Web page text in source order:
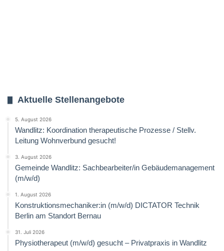
Aktuelle Stellenangebote
5. August 2026
Wandlitz: Koordination therapeutische Prozesse / Stellv.
Leitung Wohnverbund gesucht!
3. August 2026
Gemeinde Wandlitz: Sachbearbeiter/in Gebäudemanagement
(m/w/d)
1. August 2026
Konstruktionsmechaniker:in (m/w/d) DICTATOR Technik
Berlin am Standort Bernau
31. Juli 2026
Physiotherapeut (m/w/d) gesucht – Privatpraxis in Wandlitz